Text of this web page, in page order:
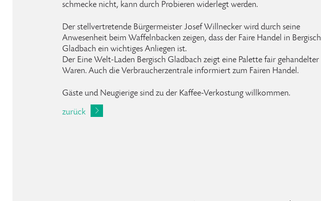
schmecke nicht, kann durch Probieren widerlegt werden.
Der stellvertretende Bürgermeister Josef Willnecker wird durch seine
Anwesenheit beim Waffelnbacken zeigen, dass der Faire Handel in Bergisch
Gladbach ein wichtiges Anliegen ist.
Der Eine Welt-Laden Bergisch Gladbach zeigt eine Palette fair gehandelter
Waren. Auch die Verbraucherzentrale informiert zum Fairen Handel.
Gäste und Neugierige sind zu der Kaffee-Verkostung willkommen.
zurück